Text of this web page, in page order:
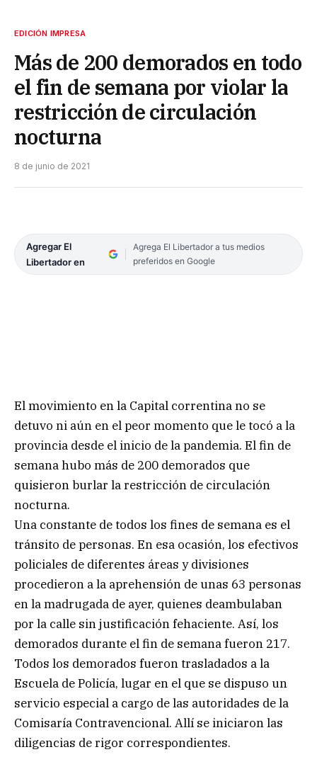
EDICIÓN IMPRESA
Más de 200 demorados en todo
el fin de semana por violar la
restricción de circulación
nocturna
8 de junio de 2021
Agregar El
Libertador en
Agrega El Libertador a tus medios
preferidos en Google
El movimiento en la Capital correntina no se
detuvo ni aún en el peor momento que le tocó a la
provincia desde el inicio de la pandemia. El fin de
semana hubo más de 200 demorados que
quisieron burlar la restricción de circulación
nocturna.
Una constante de todos los fines de semana es el
tránsito de personas. En esa ocasión, los efectivos
policiales de diferentes áreas y divisiones
procedieron a la aprehensión de unas 63 personas
en la madrugada de ayer, quienes deambulaban
por la calle sin justificación fehaciente. Así, los
demorados durante el fin de semana fueron 217.
Todos los demorados fueron trasladados a la
Escuela de Policía, lugar en el que se dispuso un
servicio especial a cargo de las autoridades de la
Comisaría Contravencional. Allí se iniciaron las
diligencias de rigor correspondientes.